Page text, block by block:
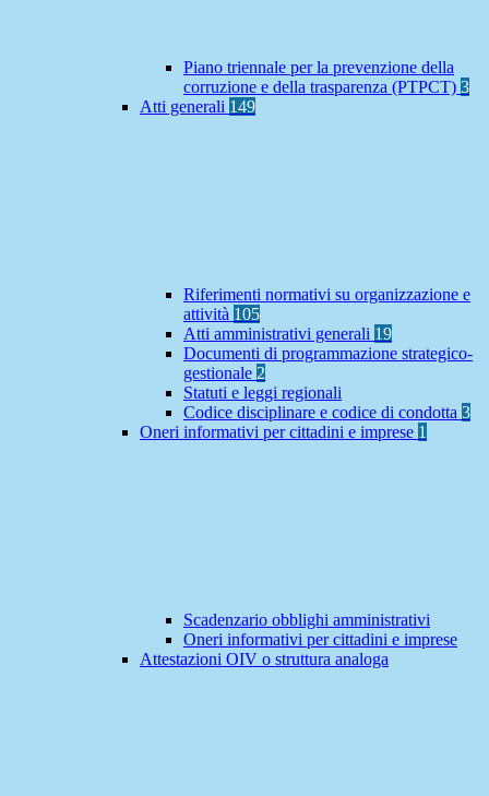
Piano triennale per la prevenzione della
corruzione e della trasparenza (PTPCT) 3
Atti generali 149
Riferimenti normativi su organizzazione e
attività 105
Atti amministrativi generali 19
Documenti di programmazione strategico-
gestionale 2
Statuti e leggi regionali
Codice disciplinare e codice di condotta 3
Oneri informativi per cittadini e imprese 1
Scadenzario obblighi amministrativi
Oneri informativi per cittadini e imprese
Attestazioni OIV o struttura analoga